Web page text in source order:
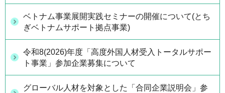
ベトナム事業展開実践セミナーの開催について(とち
ぎベトナムサポート拠点事業)
令和8(2026)年度「高度外国人材受入トータルサポー
ト事業」参加企業募集について
グローバル人材を対象とした「合同企業説明会」参